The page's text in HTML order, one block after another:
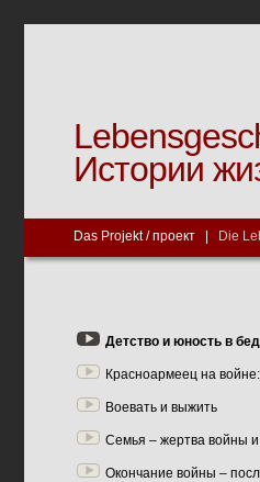
Истории
Das Projekt / проект Die
Детство и юность в
Красноармеец на
Воевать и выжить
Семья – жертва войны и
Окончание войны –